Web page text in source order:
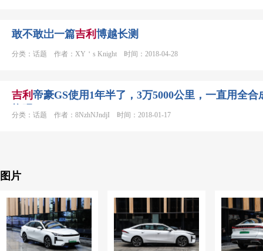
敢不敢岀一篇吉利 博越长测
分类：话题 作者：XY＇s Knight 时间：2018-04-28
吉利 帝豪GS使用1年半了，3万5000公里，一直用全
换吗？
分类：话题 作者：8NzhNJndjI 时间：2018-01-17
图片